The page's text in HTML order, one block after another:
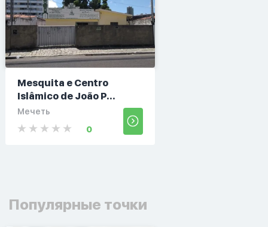
Mesquita e Centro
Islâmico de João P...
Мечеть
0
Популярные точки